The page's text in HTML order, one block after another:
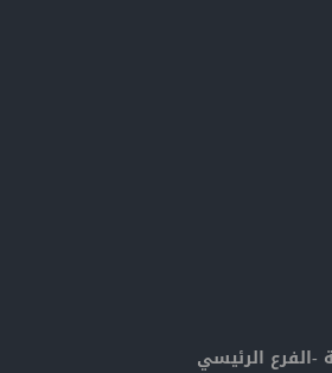
-الفرع الرئيسي